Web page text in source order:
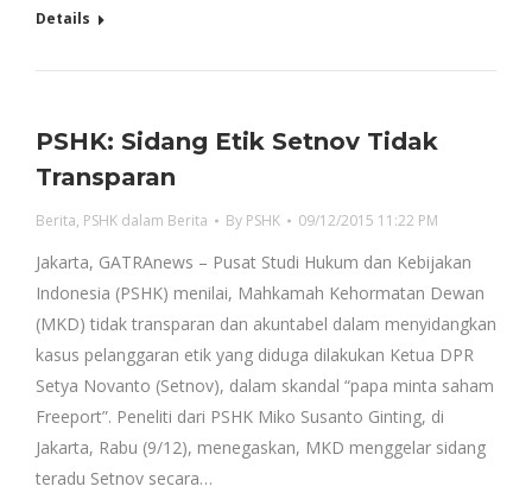
Details
PSHK: Sidang Etik Setnov Tidak
Transparan
Berita, PSHK dalam Berita By PSHK 09/12/2015 11:22 PM
Jakarta, GATRAnews – Pusat Studi Hukum dan Kebijakan
Indonesia (PSHK) menilai, Mahkamah Kehormatan Dewan
(MKD) tidak transparan dan akuntabel dalam menyidangkan
kasus pelanggaran etik yang diduga dilakukan Ketua DPR
Setya Novanto (Setnov), dalam skandal “papa minta saham
Freeport”. Peneliti dari PSHK Miko Susanto Ginting, di
Jakarta, Rabu (9/12), menegaskan, MKD menggelar sidang
teradu Setnov secara…